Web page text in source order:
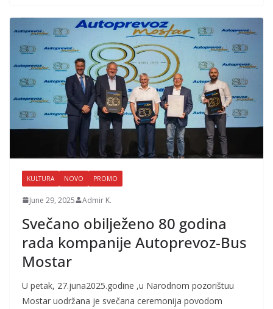
KULTURA NOVO PROMO
June 29, 2025 Admir K.
Svečano obilježeno 80 godina
rada kompanije Autoprevoz-Bus
Mostar
U petak, 27.juna2025.godine ,u Narodnom pozorištuu
Mostar uodržana je svečana ceremonija povodom